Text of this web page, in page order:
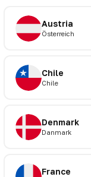
Austria
Österreich
Chile
Chile
Denmark
Danmark
France